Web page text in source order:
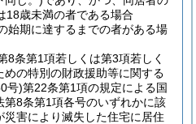
18歳未満の者である場合
始期に達するまでの者がある場
8条第1項若しくは第3項若しく
めの特別の財政援助等に関する
号)第22条第1項の規定による国
第8条第1項各号のいずれかに該
災害により滅失した住宅に居住